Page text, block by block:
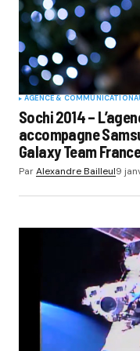
AGENCE & COMMUNICATION
Sochi 2014 –
accompagne
Galaxy Team
ParAlexandre Bailleul9